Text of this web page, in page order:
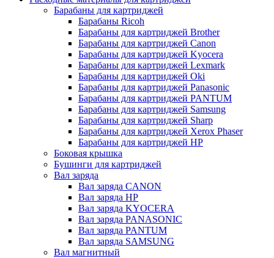
Барабаны для картриджей
Барабаны Ricoh
Барабаны для картриджей Brother
Барабаны для картриджей Canon
Барабаны для картриджей Kyocera
Барабаны для картриджей Lexmark
Барабаны для картриджей Oki
Барабаны для картриджей Panasonic
Барабаны для картриджей PANTUM
Барабаны для картриджей Samsung
Барабаны для картриджей Sharp
Барабаны для картриджей Xerox Phaser
Барабаны для картриджей НР
Боковая крышка
Бушинги для картриджей
Вал заряда
Вал заряда CANON
Вал заряда HP
Вал заряда KYOCERA
Вал заряда PANASONIC
Вал заряда PANTUM
Вал заряда SAMSUNG
Вал магнитный